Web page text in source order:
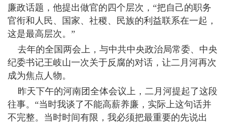
廉政话题，他提出做官的四个层次，“把自己的职务
官衔和人民、国家、社稷、民族的利益联系在一起，
这是最高层次。”
去年的全国两会上，与中共中央政治局常委、中央
纪委书记王岐山一次关于反腐的对话，让二月河再次
成为焦点人物。
昨天下午的河南团全体会议上，二月河提起了这段
往事。“当时我谈了不能高薪养廉，实际上这句话并
不完整。当时时间有限，我必须把最重要的先说出